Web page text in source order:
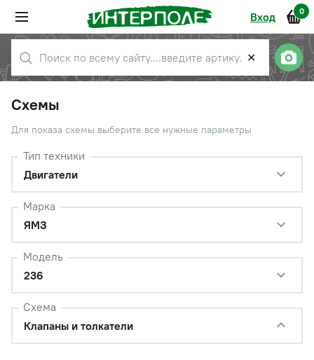
Вход 0
✕
Схемы
Для показа схемы выберите все нужные параметры
Тип техники
Двигатели
Марка
ЯМЗ
Модель
236
Схема
Клапаны и толкатели